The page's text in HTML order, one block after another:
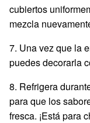
cubiertos
mezcla
7. Una vez que la
puedes decorarla
8. Refrigera
para que los
fresca. ¡Está para